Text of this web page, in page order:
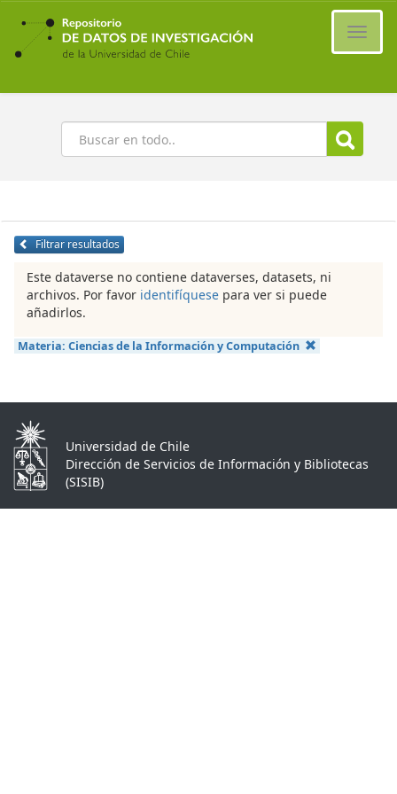
Ir
contenido
principal
Buscar
Filtrar resultados
Este dataverse no contiene dataverses, datasets, ni
archivos. Por favor identifíquese para ver si puede
añadirlos.
Materia: Ciencias de la Información y Computación
Universidad de Chile
Dirección de Servicios de Información y Bibliotecas
(SISIB)